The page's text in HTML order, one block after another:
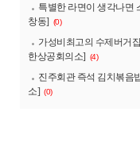
특별한 라면이 생각나면
창동] (0)
가성비최고의 수제버거
한상공회의소] (4)
진주회관 즉석 김치볶음
소] (0)